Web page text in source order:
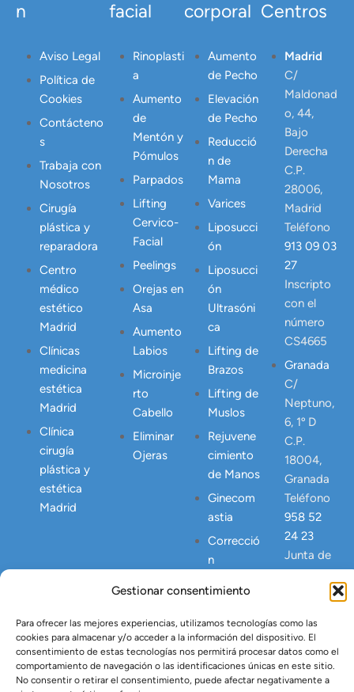
Gestionar consentimiento
Para ofrecer las mejores experiencias, utilizamos tecnologías como las
cookies para almacenar y/o acceder a la información del dispositivo. El
consentimiento de estas tecnologías nos permitirá procesar datos como el
comportamiento de navegación o las identificaciones únicas en este sitio.
No consentir o retirar el consentimiento, puede afectar negativamente a
n
Aviso Legal
Política de
Cookies
Contácteno
s
Trabaja con
Nosotros
Cirugía
plástica y
reparadora
Centro
médico
estético
Madrid
Clínicas
medicina
estética
Madrid
Clínica
cirugía
plástica y
estética
Madrid
facial
Rinoplasti
a
Aumento
de
Mentón y
Pómulos
Parpados
Lifting
Cervico-
Facial
Peelings
Orejas en
Asa
Aumento
Labios
Microinje
rto
Cabello
Eliminar
Ojeras
corporal
Aumento
de Pecho
Elevación
de Pecho
Reducció
n de
Mama
Varices
Liposucci
ón
Liposucci
ón
Ultrasóni
ca
Lifting de
Brazos
Lifting de
Muslos
Rejuvene
cimiento
de Manos
Ginecom
astia
Correcció
n
Postpart
Lipo
Vaser
Tratamien
Centros
Madrid
C/
Maldonad
o, 44,
Bajo
Derecha
C.P.
28006,
Madrid
Teléfono
913 09 03
27
Inscripto
con el
número
CS4665
Granada
C/
Neptuno,
6, 1º D
C.P.
18004,
Granada
Teléfono
958 52
24 23
Junta de
Andalucia